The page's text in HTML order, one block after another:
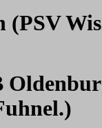
(PSV